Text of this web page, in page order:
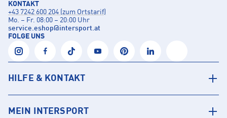
KONTAKT
+43 7242 600 204 (zum Ortstarif)
Mo. – Fr. 08:00 – 20:00 Uhr
service.eshop@intersport.at
FOLGE UNS
HILFE & KONTAKT
MEIN INTERSPORT